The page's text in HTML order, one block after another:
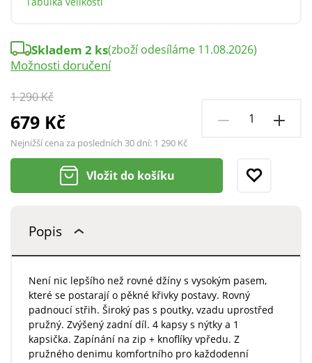
1 290 Kč
679 Kč
Nejnižší cena za posledních 30 dní: 1 290 Kč
Skladem 2 ks(zboží odesíláme 11.08.2026)
Možnosti doručení
Vložit do košíku
Popis
Není nic lepšího než rovné džíny s vysokým pasem,
které se postarají o pěkné křivky postavy. Rovný
padnoucí střih. Široký pas s poutky, vzadu uprostřed
pružný. Zvýšený zadní díl. 4 kapsy s nýtky a 1
kapsička. Zapínání na zip + knoflíky vpředu. Z
pružného denimu komfortního pro každodenní